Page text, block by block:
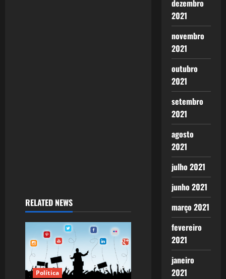
RELATED NEWS
Política
dezembro
2021
novembro
2021
outubro
2021
setembro
2021
agosto
2021
julho 2021
junho 2021
março 2021
fevereiro
2021
janeiro
2021